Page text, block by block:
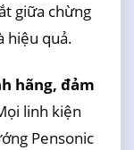
giữa chừng
hiệu quả.
hãng, đảm
linh kiện
Pensonic